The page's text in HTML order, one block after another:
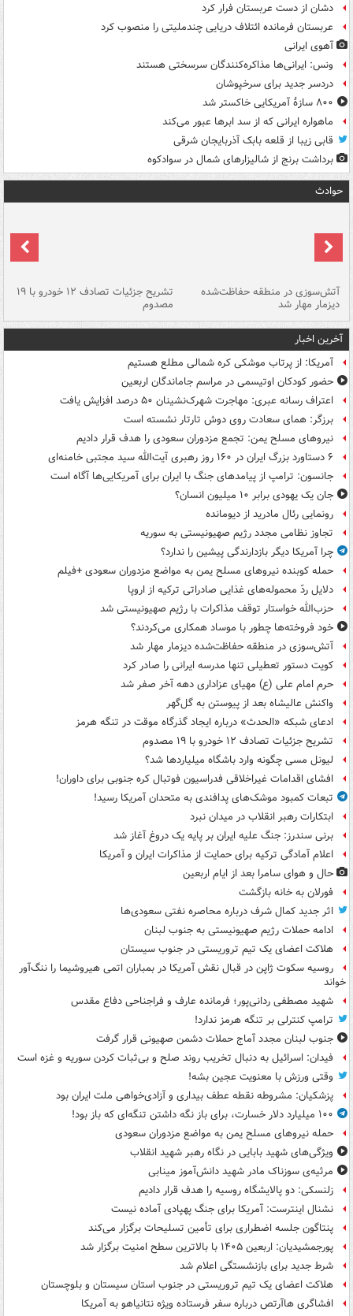
دشان از دست عربستان فرار کرد
عربستان فرمانده ائتلاف دریایی چندملیتی را منصوب کرد
آهوی ایرانی
ونس: ایرانی‌ها مذاکره‌کنندگان سرسختی هستند
دردسر جدید برای سرخپوشان
۸۰۰ سازۀ آمریکایی خاکستر شد
ماهواره ایرانی که از سد ابرها عبور می‌کند
قابی زیبا از قلعه بابک آذربایجان شرقی
برداشت برنج از شالیزارهای شمال در سوادکوه
حوادث
آتش‌سوزی در منطقه حفاظت‌شده
دیزمار مهار شد
تشریح جزئیات تصادف ۱۲ خودرو با ۱۹
مصدوم
آخرین اخبار
آمریکا: از پرتاب موشکی کره شمالی مطلع هستیم
حضور کودکان اوتیسمی در مراسم جاماندگان اربعین
اعتراف رسانه عبری: مهاجرت شهرک‌نشینان ۵۰ درصد افزایش یافت
برزگر: همای سعادت روی دوش تارتار نشسته است
نیروهای مسلح یمن: تجمع مزدوران سعودی را هدف قرار دادیم
۶ دستاورد بزرگ ایران در ۱۶۰ روز رهبری آیت‌الله سید مجتبی خامنه‌ای
جانسون: ترامپ از پیامدهای جنگ با ایران برای آمریکایی‌ها آگاه است
جان یک یهودی برابر ۱۰ میلیون انسان؟
رونمایی رئال مادرید از دیومانده
تجاوز نظامی مجدد رژیم صهیونیستی به سوریه
چرا آمریکا دیگر بازدارندگی پیشین را ندارد؟
حمله کوبنده نیروهای مسلح یمن به مواضع مزدوران سعودی +فیلم
دلایل ردّ محموله‌های غذایی صادراتی ترکیه از اروپا
حزب‌الله خواستار توقف مذاکرات با رژیم صهیونیستی شد
خود فروخته‌ها چطور با موساد همکاری می‌کردند؟
آتش‌سوزی در منطقه حفاظت‌شده دیزمار مهار شد
کویت دستور تعطیلی تنها مدرسه ایرانی را صادر کرد
حرم امام علی (ع) مهیای عزاداری دهه آخر صفر شد
واکنش عالیشاه بعد از پیوستن به گل‌گهر
ادعای شبکه «الحدث» درباره ایجاد گذرگاه موقت در تنگه هرمز
تشریح جزئیات تصادف ۱۲ خودرو با ۱۹ مصدوم
لیونل مسی چگونه وارد باشگاه میلیاردها شد؟
افشای اقدامات غیراخلاقی فدراسیون فوتبال کره جنوبی برای داوران!
تبعات کمبود موشک‌های پدافندی به متحدان آمریکا رسید!
ابتکارات رهبر انقلاب در میدان نبرد
برنی سندرز: جنگ علیه ایران بر پایه یک دروغ آغاز شد
اعلام آمادگی ترکیه برای حمایت از مذاکرات ایران و آمریکا
حال و هوای سامرا بعد از ایام اربعین
فورلان به خانه بازگشت
اثر جدید کمال شرف درباره محاصره نفتی سعودی‌ها
ادامه حملات رژیم صهیونیستی به جنوب لبنان
هلاکت اعضای یک تیم تروریستی در جنوب سیستان
روسیه سکوت ژاپن در قبال نقش آمریکا در بمباران اتمی هیروشیما را ننگ‌آور
خواند
شهید مصطفی ردانی‌پور؛ فرمانده عارف و فراجناحی دفاع مقدس
ترامپ کنترلی بر تنگه هرمز ندارد!
جنوب لبنان مجدد آماج حملات دشمن صهیونی قرار گرفت
فیدان: اسرائیل به دنبال تخریب روند صلح و بی‌ثبات کردن سوریه و غزه است
وقتی ورزش با معنویت عجین بشه!
پزشکیان: مشروطه نقطه عطف بیداری و آزادی‌خواهی ملت ایران بود
۱۰۰ میلیارد دلار خسارت، برای باز نگه داشتن تنگه‌ای که باز بود!
حمله نیروهای مسلح یمن به مواضع مزدوران سعودی
ویژگی‌های شهید بابایی در نگاه رهبر شهید انقلاب
مرثیه‌ی سوزناک مادر شهید دانش‌آموز مینابی
زلنسکی: دو پالایشگاه روسیه را هدف قرار دادیم
نشنال اینترست: آمریکا برای جنگ پهپادی آماده نیست
پنتاگون جلسه اضطراری برای تأمین تسلیحات برگزار می‌کند
پورجمشیدیان: اربعین ۱۴۰۵ با بالاترین سطح امنیت برگزار شد
شرط جدید برای بازنشستگی اعلام شد
هلاکت اعضای یک تیم تروریستی در جنوب استان سیستان و بلوچستان
افشاگری هاآرتص درباره سفر فرستاده ویژه نتانیاهو به آمریکا